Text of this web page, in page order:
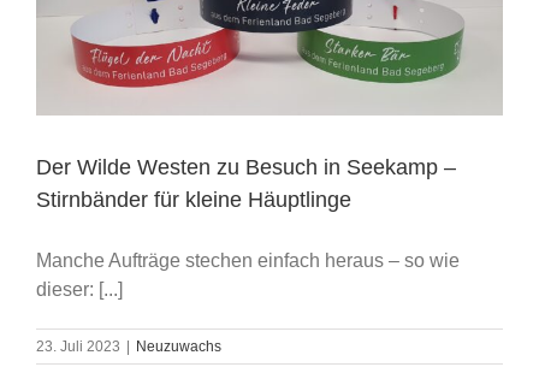
Der Wilde Westen zu Besuch in Seekamp –
Stirnbänder für kleine Häuptlinge
Manche Aufträge stechen einfach heraus – so wie
dieser: [...]
23. Juli 2023 | Neuzuwachs